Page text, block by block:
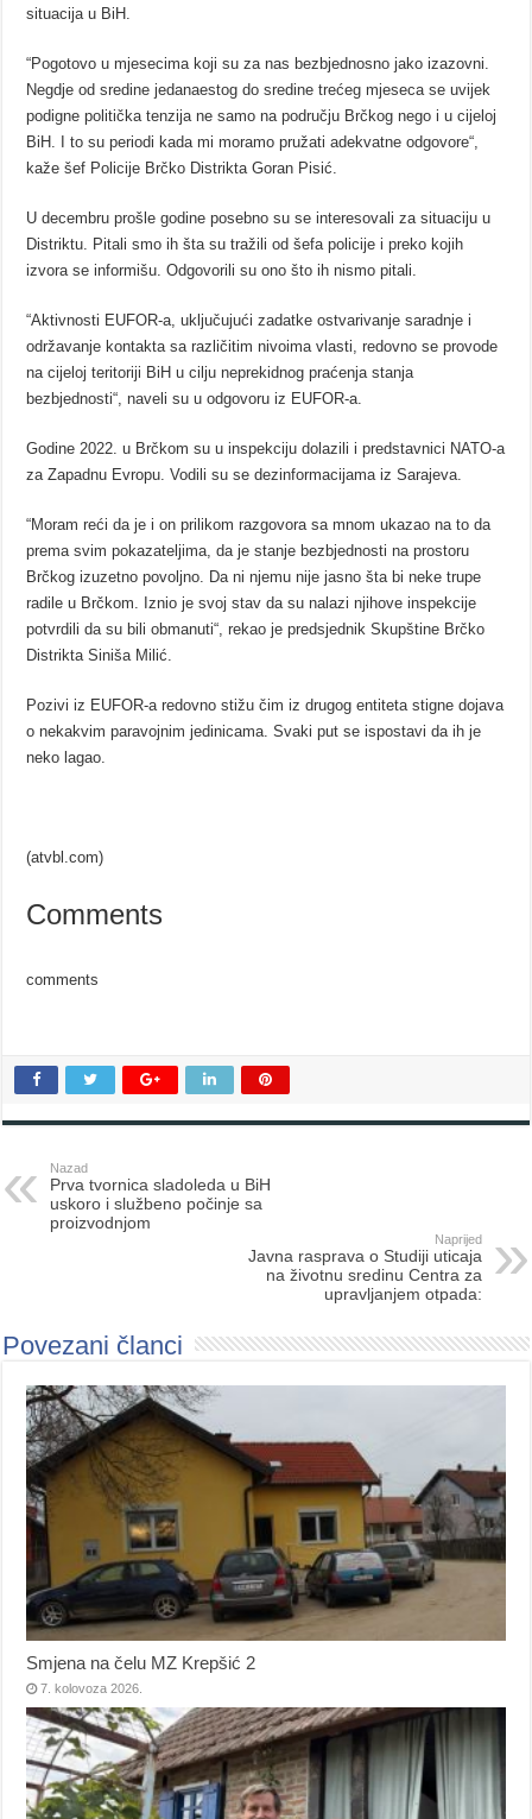
situacija u BiH.
“Pogotovo u mjesecima koji su za nas bezbjednosno jako izazovni.
Negdje od sredine jedanaestog do sredine trećeg mjeseca se uvijek
podigne politička tenzija ne samo na području Brčkog nego i u cijeloj
BiH. I to su periodi kada mi moramo pružati adekvatne odgovore“,
kaže šef Policije Brčko Distrikta Goran Pisić.
U decembru prošle godine posebno su se interesovali za situaciju u
Distriktu. Pitali smo ih šta su tražili od šefa policije i preko kojih
izvora se informišu. Odgovorili su ono što ih nismo pitali.
“Aktivnosti EUFOR-a, uključujući zadatke ostvarivanje saradnje i
održavanje kontakta sa različitim nivoima vlasti, redovno se provode
na cijeloj teritoriji BiH u cilju neprekidnog praćenja stanja
bezbjednosti“, naveli su u odgovoru iz EUFOR-a.
Godine 2022. u Brčkom su u inspekciju dolazili i predstavnici NATO-a
za Zapadnu Evropu. Vodili su se dezinformacijama iz Sarajeva.
“Moram reći da je i on prilikom razgovora sa mnom ukazao na to da
prema svim pokazateljima, da je stanje bezbjednosti na prostoru
Brčkog izuzetno povoljno. Da ni njemu nije jasno šta bi neke trupe
radile u Brčkom. Iznio je svoj stav da su nalazi njihove inspekcije
potvrdili da su bili obmanuti“, rekao je predsjednik Skupštine Brčko
Distrikta Siniša Milić.
Pozivi iz EUFOR-a redovno stižu čim iz drugog entiteta stigne dojava
o nekakvim paravojnim jedinicama. Svaki put se ispostavi da ih je
neko lagao.
(atvbl.com)
Comments
comments
Nazad
Prva tvornica sladoleda u BiH
uskoro i službeno počinje sa
proizvodnjom
Naprijed
Javna rasprava o Studiji uticaja
na životnu sredinu Centra za
upravljanjem otpada:
Povezani članci
Smjena na čelu MZ Krepšić 2
7. kolovoza 2026.